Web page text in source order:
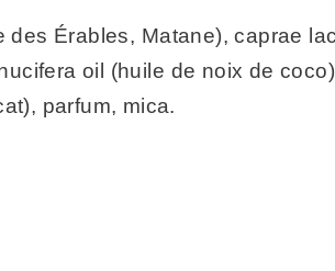
Érables, Matane), caprae
oil (huile de noix de
parfum, mica.